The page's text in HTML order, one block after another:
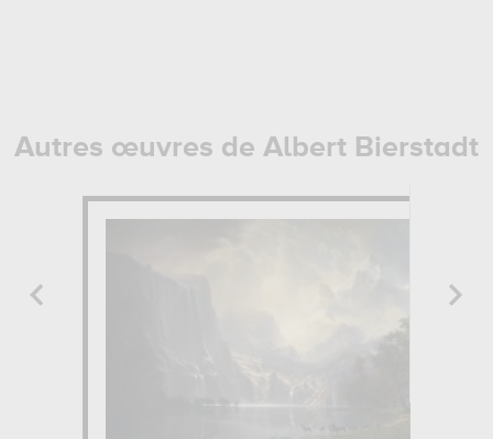
Autres œuvres de Albert Bierstadt